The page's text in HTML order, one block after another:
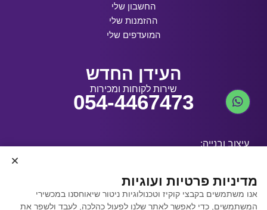
החשבון שלי
ההזמנות שלי
המועדפים שלי
העידן החדש
שירות לקוחות ומכירות
054-4467473
עיצוב ובנייה:
קידום אתרים באמצעות
מדיניות פרטיות ועוגיות
אנו משתמשים בקבצי קוקיז וטכנולוגיות ניטור שיאוחסנו במכשירי
המשתמשים, כדי לאפשר לאתר שלנו לפעול כהלכה, לעבד ולשפר את